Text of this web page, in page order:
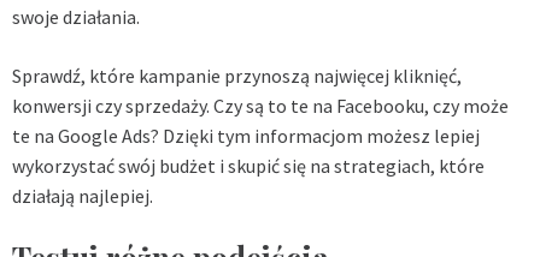
swoje działania.
Sprawdź, które kampanie przynoszą najwięcej kliknięć,
konwersji czy sprzedaży. Czy są to te na Facebooku, czy może
te na Google Ads? Dzięki tym informacjom możesz lepiej
wykorzystać swój budżet i skupić się na strategiach, które
działają najlepiej.